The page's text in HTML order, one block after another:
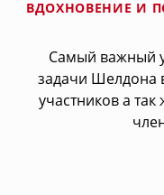
ВДОХНОВЕНИЕ И
Самый важный
задачи Шелдона
участников а